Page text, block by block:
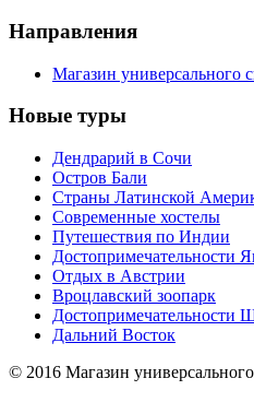
Направления
Магазин универсального
Новые туры
Дендрарий в Сочи
Остров Бали
Страны Латинской
Современные хостелы
Путешествия по Индии
Достопримечательности
Отдых в Австрии
Вроцлавский зоопарк
Достопримечательности
Дальний Восток
© 2016 Магазин